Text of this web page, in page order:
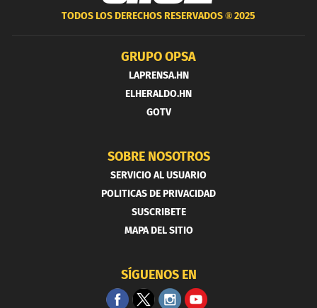
TODOS LOS DERECHOS RESERVADOS ®2025
GRUPO OPSA
LAPRENSA.HN
ELHERALDO.HN
GOTV
SOBRE NOSOTROS
SERVICIO AL USUARIO
POLITICAS DE PRIVACIDAD
SUSCRIBETE
MAPA DEL SITIO
SÍGUENOS EN